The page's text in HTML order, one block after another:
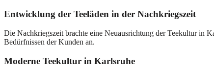
Entwicklung der Teeläden in der Nachkriegszeit
Die Nachkriegszeit brachte eine Neuausrichtung der Teekultur in
Bedürfnissen der Kunden an.
Moderne Teekultur in Karlsruhe